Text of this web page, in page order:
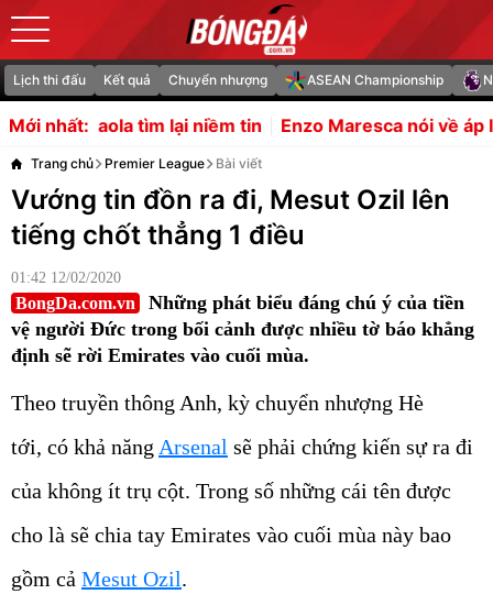
Lịch thi đấu Kết quả Chuyển nhượng ASEAN Championship
Mới nhất:
tin Enzo Maresca nói về áp lực khi kế vị Pep
Trang chủ Premier League Bài viết
Vướng tin đồn ra đi, Mesut Ozil lên
tiếng chốt thẳng 1 điều
01:42 12/02/2020
BongDa.com.vn
Những phát biểu đáng chú ý của tiền
vệ người Đức trong bối cảnh được nhiều tờ báo khẳng
định sẽ rời Emirates vào cuối mùa.
Theo truyền thông Anh, kỳ chuyển nhượng Hè
tới, có khả năng Arsenal sẽ phải chứng kiến sự ra đi
của không ít trụ cột. Trong số những cái tên được
cho là sẽ chia tay Emirates vào cuối mùa này bao
gồm cả Mesut Ozil.